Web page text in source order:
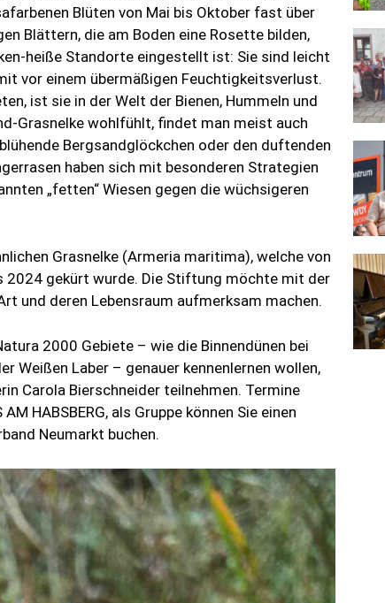
Blüten von Mai bis Oktober fast über
Blättern, die am Boden eine Rosette bilden,
heiße Standorte eingestellt ist: Sie sind leicht
vor einem übermäßigen Feuchtigkeitsverlust.
ist sie in der Welt der Bienen, Hummeln und
Grasnelke wohlfühlt, findet man meist auch
Bergsandglöckchen oder den duftenden
haben sich mit besonderen Strategien
„fetten“ Wiesen gegen die wüchsigeren
Grasnelke (Armeria maritima), welche von
gekürt wurde. Die Stiftung möchte mit der
und deren Lebensraum aufmerksam machen.
2000 Gebiete – wie die Binnendünen bei
Weißen Laber – genauer kennenlernen wollen,
Carola Bierschneider teilnehmen. Termine
HABSBERG, als Gruppe können Sie einen
Neumarkt buchen.